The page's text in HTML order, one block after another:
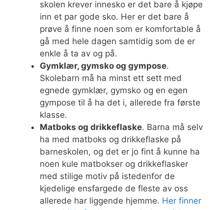
skolen krever innesko er det bare å kjøpe
inn et par gode sko. Her er det bare å
prøve å finne noen som er komfortable å
gå med hele dagen samtidig som de er
enkle å ta av og på.
Gymklær, gymsko og gympose.
Skolebarn må ha minst ett sett med
egnede gymklær, gymsko og en egen
gympose til å ha det i, allerede fra første
klasse.
Matboks og drikkeflaske. Barna må selv
ha med matboks og drikkeflaske på
barneskolen, og det er jo fint å kunne ha
noen kule matbokser og drikkeflasker
med stilige motiv på istedenfor de
kjedelige ensfargede de fleste av oss
allerede har liggende hjemme. Her finner